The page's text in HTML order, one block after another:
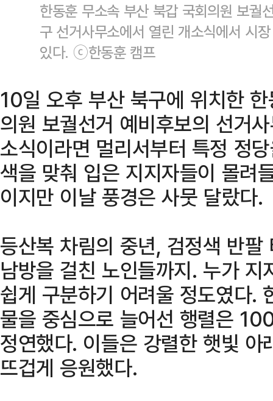
한동훈 무소속 부산 북갑 국회의원 보궐
구 선거사무소에서 열린 개소식에서 시
있다. ⓒ한동훈 캠프
10일 오후 부산 북구에 위치한
의원 보궐선거 예비후보의 선거
소식이라면 멀리서부터 특정 정
색을 맞춰 입은 지지자들이 몰려
이지만 이날 풍경은 사뭇 달랐다.
등산복 차림의 중년, 검정색 반
남방을 걸친 노인들까지. 누가
쉽게 구분하기 어려울 정도였다.
물을 중심으로 늘어선 행렬은
정연했다. 이들은 강렬한 햇빛
뜨겁게 응원했다.